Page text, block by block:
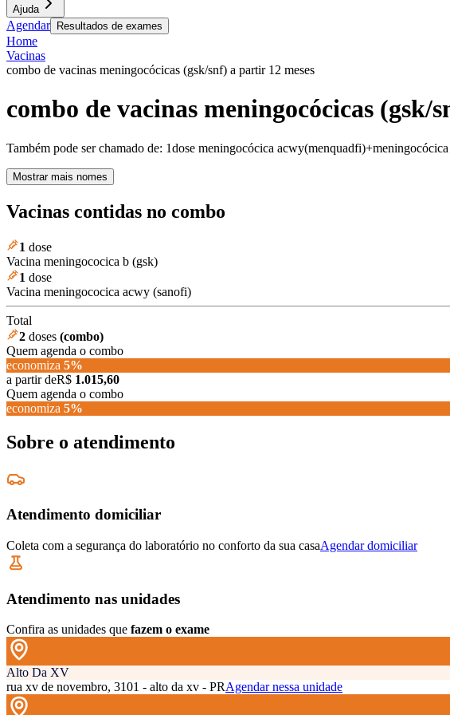
Ajuda
Agendar Resultados de exames
Home
Vacinas
combo de vacinas meningocócicas (gsk/snf) a partir 12 meses
combo de vacinas meningocócicas (gsk/
Também pode ser chamado de: 1dose meningocócica
Mostrar mais nomes
Vacinas contidas no combo
1 dose
Vacina meningococica b (gsk)
1 dose
Vacina meningococica acwy (sanofi)
Total
2 doses (combo)
Quem agenda o combo
economiza 5%
a partir deR$ 1.015,60
Quem agenda o combo
economiza 5%
Sobre o atendimento
Atendimento domiciliar
Coleta com a segurança do laboratório no conforto da sua casaAgendar domiciliar
Atendimento nas unidades
Confira as unidades que fazem o exame
Alto Da XV
rua xv de novembro, 3101 - alto da xv - PRAgendar nessa unidade